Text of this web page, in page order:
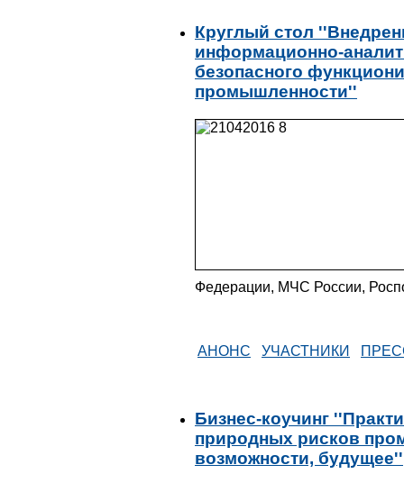
Круглый стол
информационно-
безопасного
промышленности''
Федерации, МЧС России,
АНОНС УЧАСТНИКИ
Бизнес-коучинг
природных рисков
возможности, будущее''